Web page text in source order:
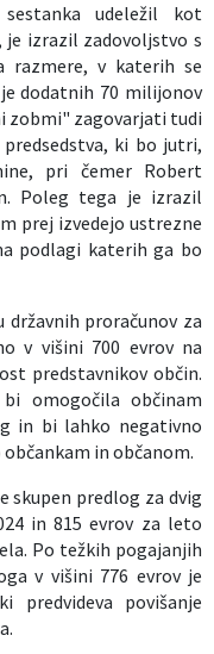
udeležil kot
je izrazil zadovoljstvo s
razmere, v katerih se
dodatnih 70 milijonov
zobmi" zagovarjati tudi
ki bo jutri,
pri čemer Robert
Poleg tega je izrazil
prej izvedejo ustrezne
podlagi katerih ga bo
državnih proračunov za
v višini 700 evrov na
predstavnikov občin.
omogočila občinam
in bi lahko negativno
in občanom.
skupen predlog za dvig
in 815 evrov za leto
Po težkih pogajanjih
v višini 776 evrov je
predvideva povišanje